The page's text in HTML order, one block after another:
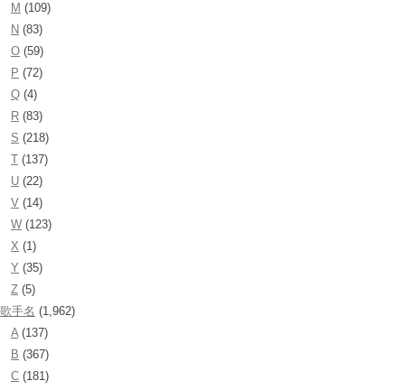
M (109)
N (83)
O (59)
P (72)
Q (4)
R (83)
S (218)
T (137)
U (22)
V (14)
W (123)
X (1)
Y (35)
Z (5)
歌手名 (1,962)
A(137)
B (367)
C (181)